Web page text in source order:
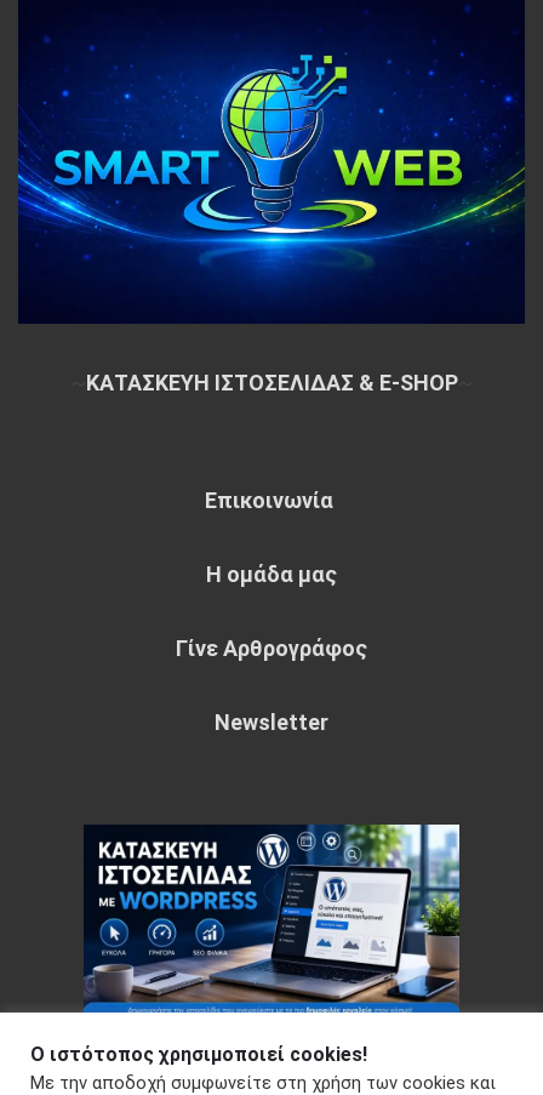
ΚΑΤΑΣΚΕΥΗ ΙΣΤΟΣΕΛΙΔΑΣ & E-SHOP~
Επικοινωνία
Η ομάδα μας
Γίνε Αρθρογράφος
Newsletter
Ο ιστότοπος χρησιμοποιεί cookies!
Με την αποδοχή συμφωνείτε στη χρήση των cookies και